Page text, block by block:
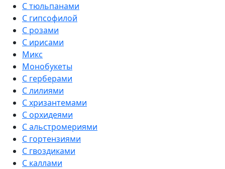
С тюльпанами
С гипсофилой
С розами
С ирисами
Микс
Монобукеты
С герберами
С лилиями
С хризантемами
С орхидеями
С альстромериями
С гортензиями
С гвоздиками
С каллами